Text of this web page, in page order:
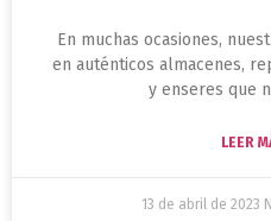
En muchas ocasiones,
en auténticos almacenes,
y enseres que
LEER
13 de abril de 2023